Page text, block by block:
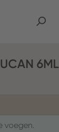
6ML
voegen.